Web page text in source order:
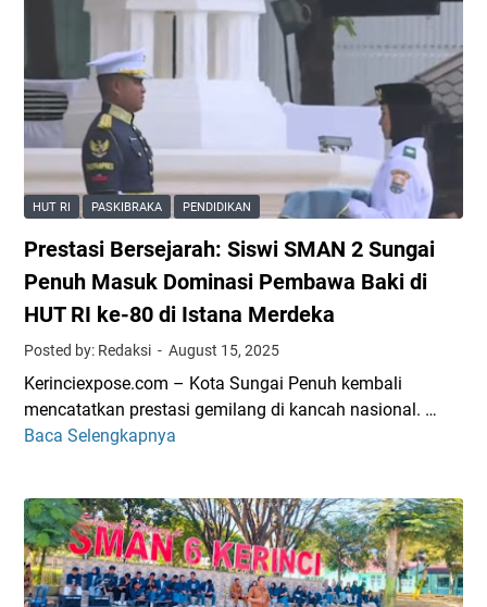
K
m
i
t
m
n
M
e
n
e
t
a
k
S
B
e
r
k
e
n
u
h
2
0
6
T
u
a
i
o
r
o
t
,
W
a
r
a
d
G
i
t
N
a
d
a
P
e
n
g
g
e
k
S
M
P
HUT RI PASKIBRAKA PENDIDIKAN
Prestasi Bersejarah: Siswi SMAN 2 Sungai
Penuh Masuk Dominasi Pembawa Baki di
HUT RI ke-80 di Istana Merdeka
Posted by: Redaksi August 15, 2025
Kerinciexpose.com – Kota Sungai Penuh kembali
mencatatkan prestasi gemilang di kancah nasional. …
Baca Selengkapnya
s
t
a
s